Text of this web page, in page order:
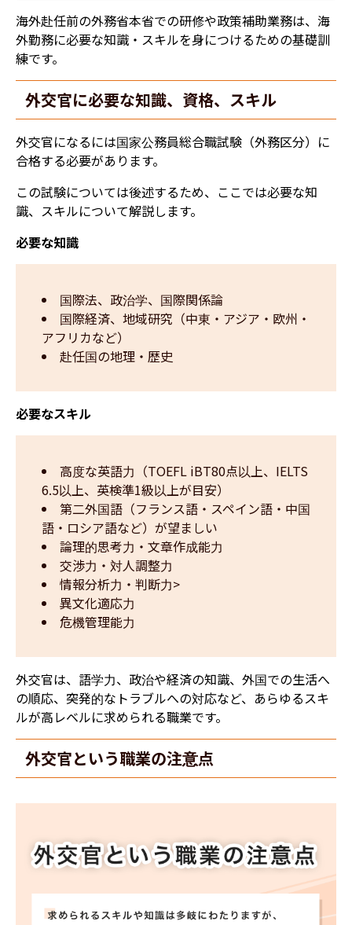
海外赴任前の外務省本省での研修や政策補助業務は、海
外勤務に必要な知識・スキルを身につけるための基礎訓
練です。
外交官に必要な知識、資格、スキル
外交官になるには国家公務員総合職試験（外務区分）に
合格する必要があります。
この試験については後述するため、ここでは必要な知
識、スキルについて解説します。
必要な知識
国際法、政治学、国際関係論​​
国際経済、地域研究（中東・アジア・欧州・
アフリカなど）
赴任国の地理・歴史
必要なスキル
高度な英語力（TOEFL iBT80点以上、IELTS
6.5以上、英検準1級以上が目安）
第二外国語（フランス語・スペイン語・中国
語・ロシア語など）が望ましい
論理的思考力・文章作成能力
交渉力・対人調整力
情報分析力・判断力>
異文化適応力
危機管理能力
外交官は、語学力、政治や経済の知識、外国での生活へ
の順応、突発的なトラブルへの対応など、あらゆるスキ
ルが高レベルに求められる職業です。
外交官という職業の注意点